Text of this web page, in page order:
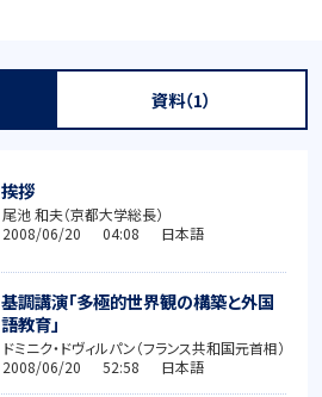
資料（1）
挨拶
尾池 和夫（京都大学総長）
2008/06/20 04:08 日本語
基調講演「多極的世界観の構築と外国
語教育」
ドミニク・ドヴィルパン（フランス共和国元首相）
2008/06/20 52:58 日本語